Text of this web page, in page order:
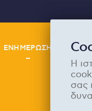
ΕΝΗΜΕΡΩΣΗ
Η
σας